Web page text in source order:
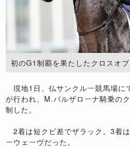
初のG1制覇を果たしたクロスオブ
現地1日、仏サンクルー競馬場に
が行われ、M.バルザローナ騎乗の
制した。
2着は短クビ差でザラック。3着
ーウェーヴだった。